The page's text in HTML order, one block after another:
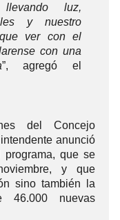
luz,
y nuestro
ver con el
con una
”, agregó el
del Concejo
anunció
programa, que se
y que
sino también la
46.000 nuevas